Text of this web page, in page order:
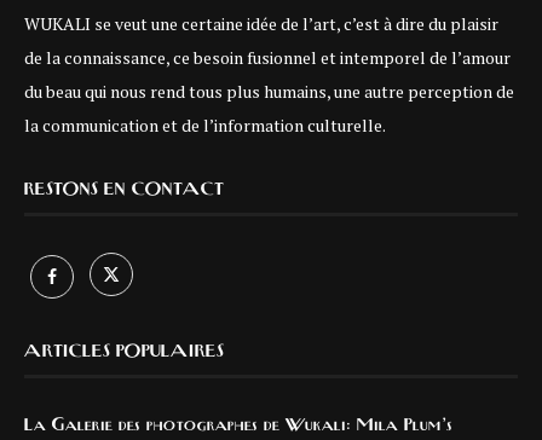
WUKALI se veut une certaine idée de l’art, c’est à dire du plaisir
de la connaissance, ce besoin fusionnel et intemporel de l’amour
du beau qui nous rend tous plus humains, une autre perception de
la communication et de l’information culturelle.
RESTONS EN CONTACT
ARTICLES POPULAIRES
La Galerie des photographes de Wukali: Mila Plum’s